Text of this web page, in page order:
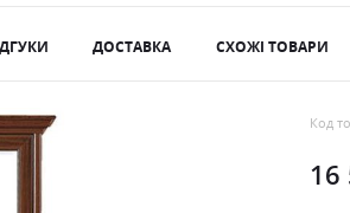
ДОСТАВКА СХОЖІ ТОВАРИ
Код
16